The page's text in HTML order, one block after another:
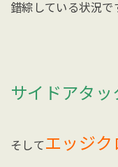
錯綜している状況で
サイドアタッ
そしてエッジク